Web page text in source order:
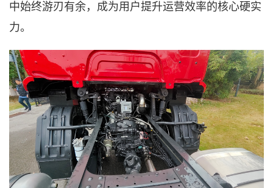
中始终游刃有余，成为用户提升运营效率的核心硬实
力。